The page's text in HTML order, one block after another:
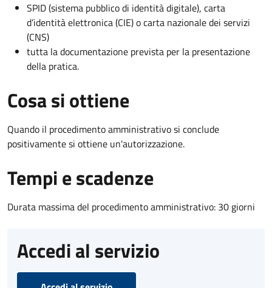
SPID (sistema pubblico di identità digitale), carta
d’identità elettronica (CIE) o carta nazionale dei servizi
(CNS)
tutta la documentazione prevista per la presentazione
della pratica.
Cosa si ottiene
Quando il procedimento amministrativo si conclude
positivamente si ottiene un'autorizzazione.
Tempi e scadenze
Durata massima del procedimento amministrativo: 30 giorni
Accedi al servizio